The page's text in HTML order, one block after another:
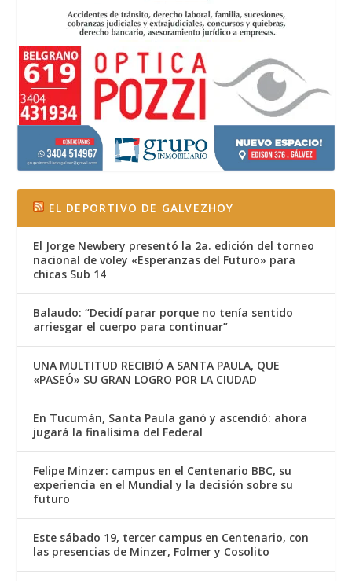
EL DEPORTIVO DE GALVEZHOY
El Jorge Newbery presentó la 2a. edición del torneo
nacional de voley «Esperanzas del Futuro» para
chicas Sub 14
Balaudo: “Decidí parar porque no tenía sentido
arriesgar el cuerpo para continuar”
UNA MULTITUD RECIBIÓ A SANTA PAULA, QUE
«PASEÓ» SU GRAN LOGRO POR LA CIUDAD
En Tucumán, Santa Paula ganó y ascendió: ahora
jugará la finalísima del Federal
Felipe Minzer: campus en el Centenario BBC, su
experiencia en el Mundial y la decisión sobre su
futuro
Este sábado 19, tercer campus en Centenario, con
las presencias de Minzer, Folmer y Cosolito